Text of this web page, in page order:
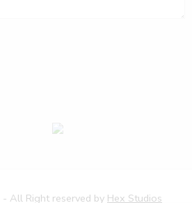
- All Right reserved by Hex Studios